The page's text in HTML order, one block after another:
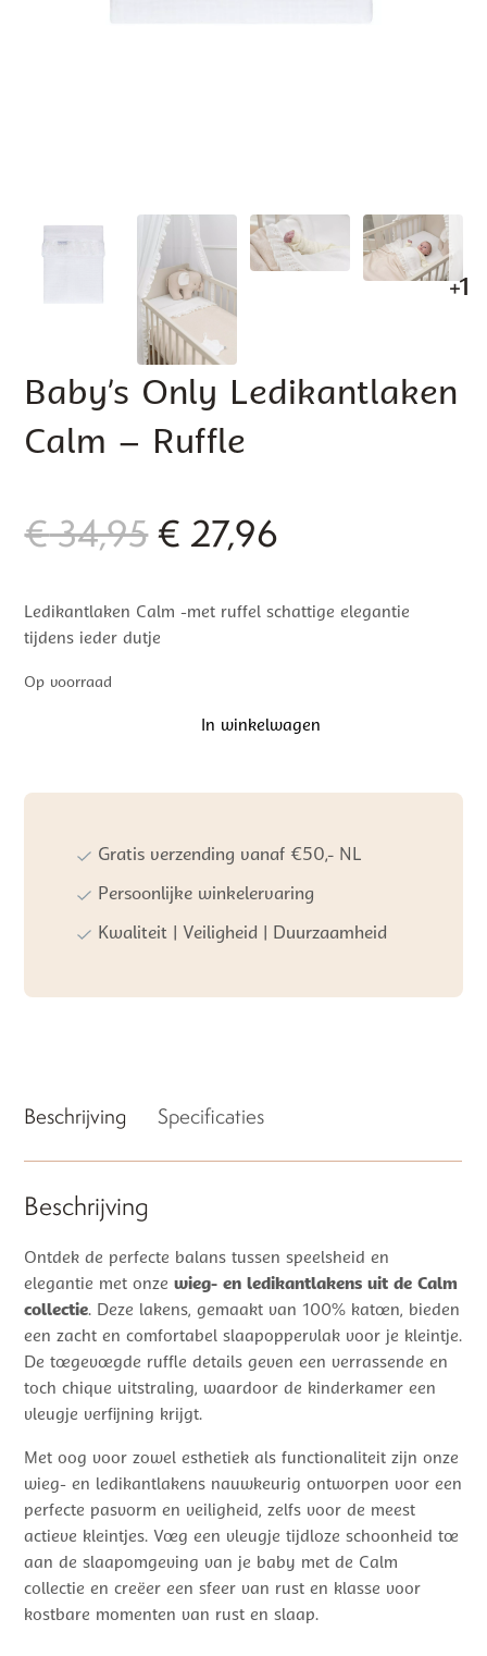
+1
Baby’s Only Ledikantlaken
Calm – Ruffle
€34,95Oorspronkelijke
was:
€ 27,96
is:
Ledikantlaken Calm -met ruffel schattige elegantie
tijdens ieder dutje
Op voorraad
In winkelwagen
Gratis verzending vanaf €50,- NL
Persoonlijke winkelervaring
Kwaliteit | Veiligheid | Duurzaamheid
Beschrijving Specificaties
Beschrijving
Ontdek de perfecte balans tussen speelsheid en
elegantie met onzewieg- en ledikantlakens uit de Calm
collectie. Deze lakens, gemaakt van 100% katoen, bieden
een zacht en comfortabel slaapoppervlak voor je kleintje.
De toegevoegde ruffle details geven een verrassende en
toch chique uitstraling, waardoor de kinderkamer een
vleugje verfijning krijgt.
Met oog voor zowel esthetiek als functionaliteit zijn onze
wieg- en ledikantlakens nauwkeurig ontworpen voor een
perfecte pasvorm en veiligheid, zelfs voor de meest
actieve kleintjes. Voeg een vleugje tijdloze schoonheid toe
aan de slaapomgeving van je baby met de Calm
collectie en creëer een sfeer van rust en klasse voor
kostbare momenten van rust en slaap.